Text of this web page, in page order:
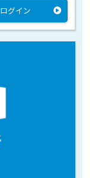
ログイン